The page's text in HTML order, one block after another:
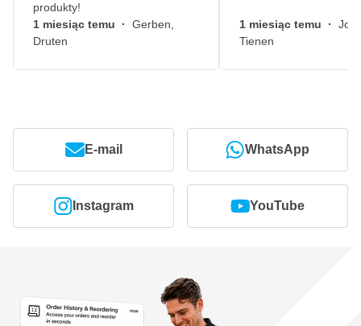
produkty!
1 miesiąc temu · Gerben,
Druten
1 miesiąc temu ·
Tienen
E-mail WhatsApp
Instagram YouTube